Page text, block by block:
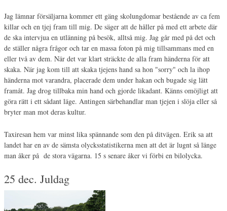
Jag lämnar försäljarna kommer ett gäng skolungdomar bestående av ca fem
killar och en tjej fram till mig. De säger att de håller på med ett arbete där
de ska intervjua en utlänning på besök, alltså mig. Jag går med på det och
de ställer några frågor och tar en massa foton på mig tillsammans med en
eller två av dem. När det var klart sträckte de alla fram händerna för att
skaka. När jag kom till att skaka tjejens hand sa hon "sorry" och la ihop
händerna mot varandra, placerade dem under hakan och bugade sig lätt
framåt. Jag drog tillbaka min hand och gjorde likadant. Känns omöjligt att
göra rätt i ett sådant läge. Antingen särbehandlar man tjejen i slöja eller så
bryter man mot deras kultur.
Taxiresan hem var minst lika spännande som den på ditvägen. Erik sa att
landet har en av de sämsta olycksstatistikerna men att det är lugnt så länge
man åker på de stora vägarna. 15 s senare åker vi förbi en bilolycka.
25 dec. Juldag